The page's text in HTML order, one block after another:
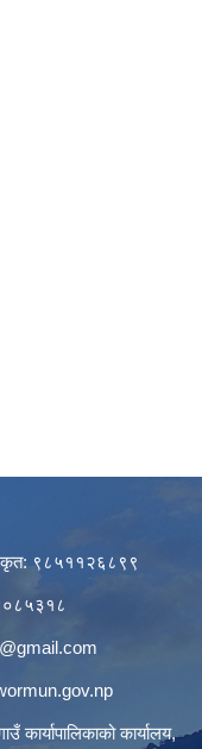
९८५११२६८९९
कार्यापालिकाको कार्यालय,